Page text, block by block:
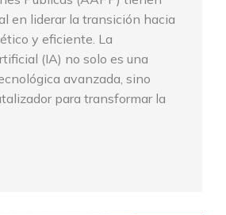
en liderar la transición hacia
y eficiente. La
(IA) no solo es una
avanzada, sino
para transformar la